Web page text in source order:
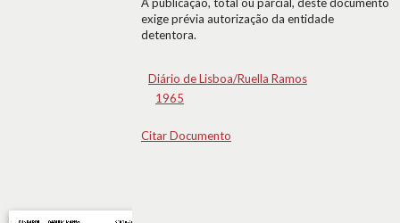
exige prévia autorização da entidade
detentora.
Diário de Lisboa/Ruella Ramos
1965
Citar Documento